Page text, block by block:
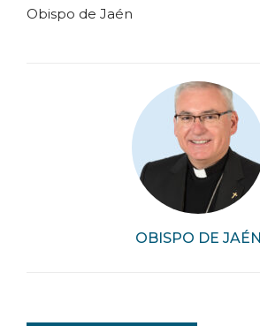
OBISPO DE JAÉN
Obispo de Jaén